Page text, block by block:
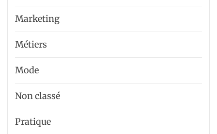
Marketing
Métiers
Mode
Non classé
Pratique